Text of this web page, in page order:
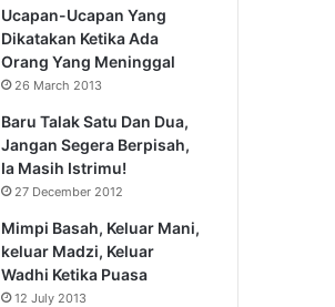
Ucapan-Ucapan Yang
Dikatakan Ketika Ada
Orang Yang Meninggal
26 March 2013
Baru Talak Satu Dan Dua,
Jangan Segera Berpisah,
Ia Masih Istrimu!
27 December 2012
Mimpi Basah, Keluar Mani,
keluar Madzi, Keluar
Wadhi Ketika Puasa
12 July 2013